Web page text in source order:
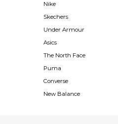
Nike
Skechers
Under Armour
Asics
The North Face
Puma
Converse
New Balance